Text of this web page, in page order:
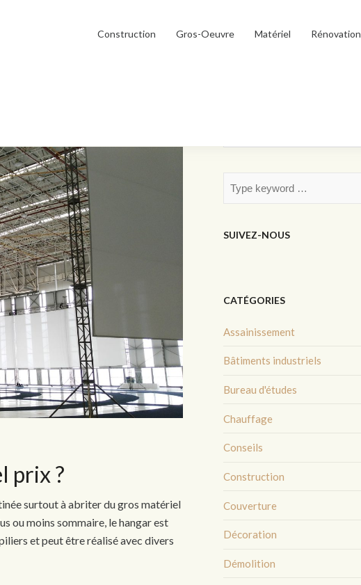
Construction Gros-Oeuvre Matériel Rénovation
prix ?
surtout à abriter du gros matériel
ou moins sommaire, le hangar est
et peut être réalisé avec divers
SUIVEZ-NOUS
CATÉGORIES
Assainissement
Bâtiments industriels
Bureau d'études
Chauffage
Conseils
Construction
Couverture
Décoration
Démolition